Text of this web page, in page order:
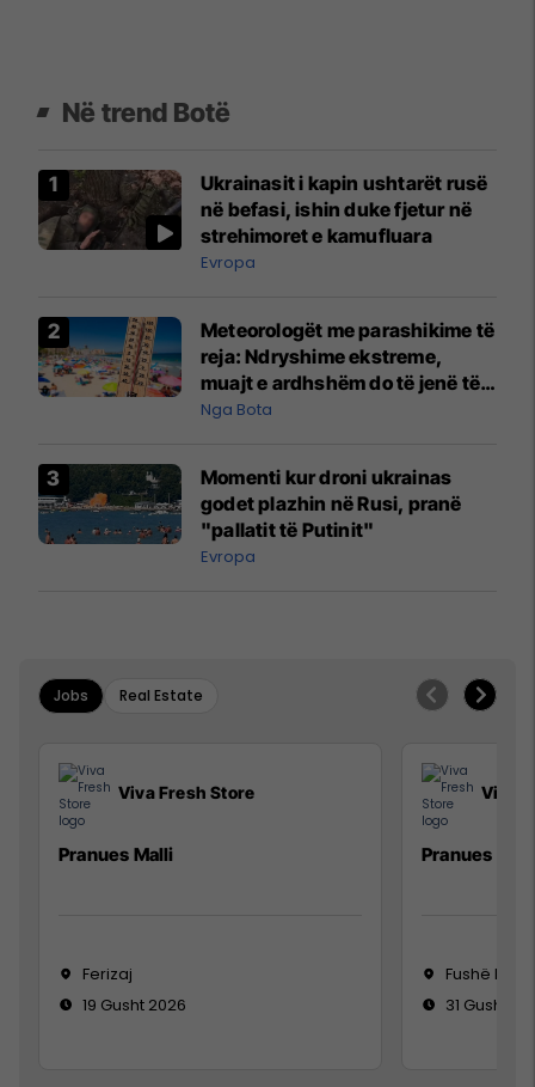
Në trend Botë
Ukrainasit i kapin ushtarët rusë
në befasi, ishin duke fjetur në
strehimoret e kamufluara
Evropa
Meteorologët me parashikime të
reja: Ndryshime ekstreme,
muajt e ardhshëm do të jenë të
pazakontë
Nga Bota
Momenti kur droni ukrainas
godet plazhin në Rusi, pranë
"pallatit të Putinit"
Evropa
Jobs Real Estate
Viva Fresh Store
Pranues Malli
Ferizaj
19 Gusht 2026
Viva
Pranues
Fushë
31 Gusht